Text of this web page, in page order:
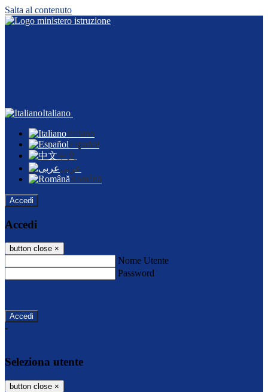
Salta al contenuto
Italiano
Italiano
Español
中文
عربى
Română
Accedi
Accedi
button close ×
Nome Utente
Password
-
Seleziona utente
button close ×